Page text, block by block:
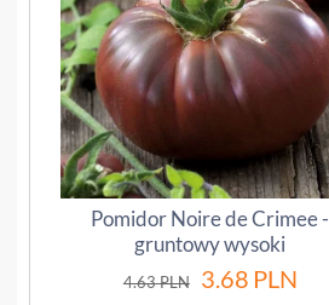
Pomidor Noire de Crimee -
gruntowy wysoki
4.63PLN 3.68 PLN